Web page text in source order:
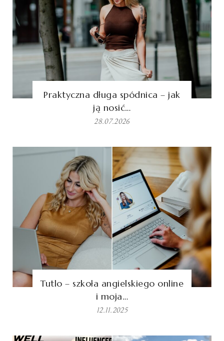
Praktyczna długa spódnica – jak
ją nosić…
28.07.2026
Tutlo – szkoła angielskiego online
i moja…
12.11.2025